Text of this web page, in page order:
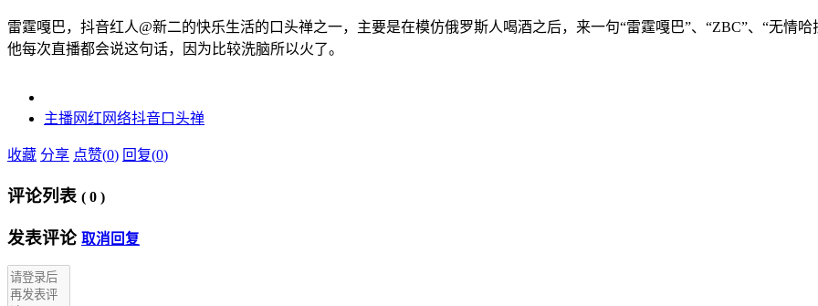
雷霆嘎巴，抖‌‌‌‌‌‌‌‌‌‌‌‌‌音红人@新二的快乐生活的口头禅之一，主要是在模仿俄罗斯人喝酒之后，来一句“雷霆嘎巴”、“ZBC”、“无情哈
他每次直播都会说这句话，因为比较洗脑所以火了。
主播网红 网络抖音口头禅
收藏 分享 点赞(0) 回复(0)
评论列表 ( 0 )
发表评论 取消回复